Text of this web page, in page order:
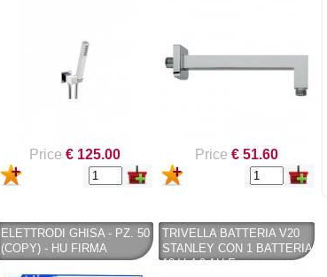
Price € 125.00 Price € 51.60
ELETTRODI GHISA - PZ. 50
(COPY) - HU FIRMA
TRIVELLA BATTERIA V20
STANLEY CON 1 BATTERIA
18 V 4.0 AH E
NUOVO SC
REMOVER -
sverniciatore
giardino, in
(polipropilene)